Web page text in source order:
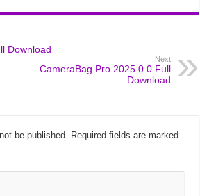
Download
Next
CameraBag Pro 2025.0.0 Full
Download
be published. Required fields are marked